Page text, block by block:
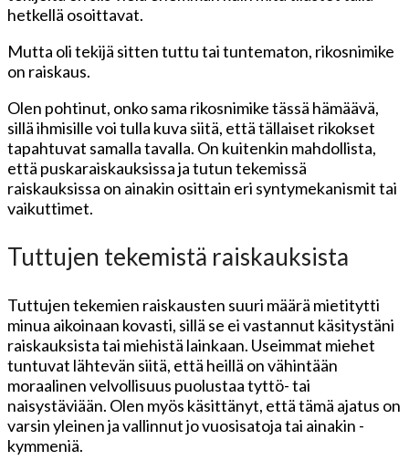
hetkellä osoittavat.
Mutta oli tekijä sitten tuttu tai tuntematon, rikosnimike
on raiskaus.
Olen pohtinut, onko sama rikosnimike tässä hämäävä,
sillä ihmisille voi tulla kuva siitä, että tällaiset rikokset
tapahtuvat samalla tavalla. On kuitenkin mahdollista,
että puskaraiskauksissa ja tutun tekemissä
raiskauksissa on ainakin osittain eri syntymekanismit tai
vaikuttimet.
Tuttujen tekemistä raiskauksista
Tuttujen tekemien raiskausten suuri määrä mietitytti
minua aikoinaan kovasti, sillä se ei vastannut käsitystäni
raiskauksista tai miehistä lainkaan. Useimmat miehet
tuntuvat lähtevän siitä, että heillä on vähintään
moraalinen velvollisuus puolustaa tyttö- tai
naisystäviään. Olen myös käsittänyt, että tämä ajatus on
varsin yleinen ja vallinnut jo vuosisatoja tai ainakin -
kymmeniä.